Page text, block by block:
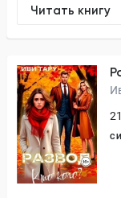
Читать книгу